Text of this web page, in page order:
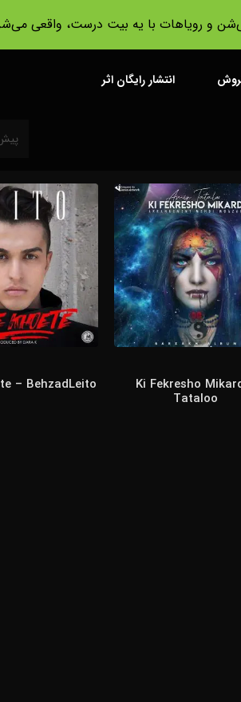
و رویا‌هات با یه بیت درست، واقعی
انتشار رایگان اثر
Ki Fekresho
Tataloo
– BehzadLeito